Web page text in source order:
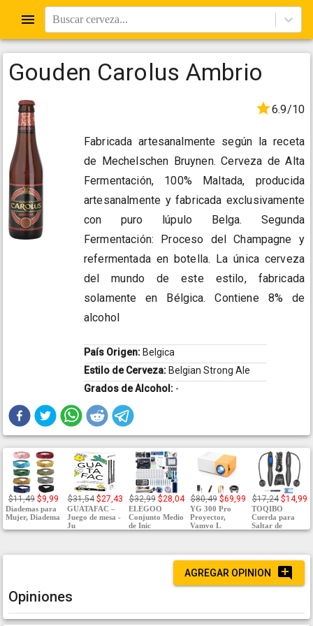
Buscar cerveza...
Gouden Carolus Ambrio
6.9/10
Fabricada artesanalmente según la receta
de Mechelschen Bruynen. Cerveza de Alta
Fermentación, 100% Maltada, producida
artesanalmente y fabricada exclusivamente
con puro lúpulo Belga. Segunda
Fermentación: Proceso del Champagne y
refermentada en botella. La única cerveza
del mundo de este estilo, fabricada
solamente en Bélgica. Contiene 8% de
alcohol
País Origen: Belgica
Estilo de Cerveza: Belgian Strong Ale
Grados de Alcohol: -
$11,49 $9,99
Diademas para
Mujer, Diadema
$31,54 $27,43
GUATAFAC –
Juego de mesa -
Ju
$32,99 $28,04
ELEGOO
Conjunto Medio
de Inic
$80,49 $69,99
YG 300 Pro
Proyector,
Vamvo L
$17,24 $14,99
TOQIBO
Cuerda para
Saltar de
AGREGAR OPINION
Opiniones